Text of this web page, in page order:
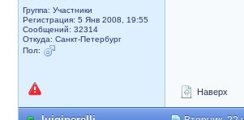
Группа: Участники
Регистрация: 5 Янв 2008, 19:55
Сообщений: 32314
Откуда: Санкт-Петербург
Пол:
Наверх